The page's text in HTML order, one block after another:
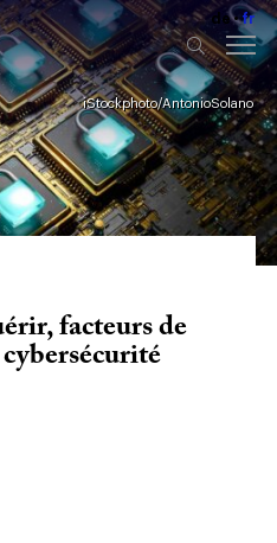
de fr
iStockphoto/AntonioSolano
facteurs de
cybersécurité